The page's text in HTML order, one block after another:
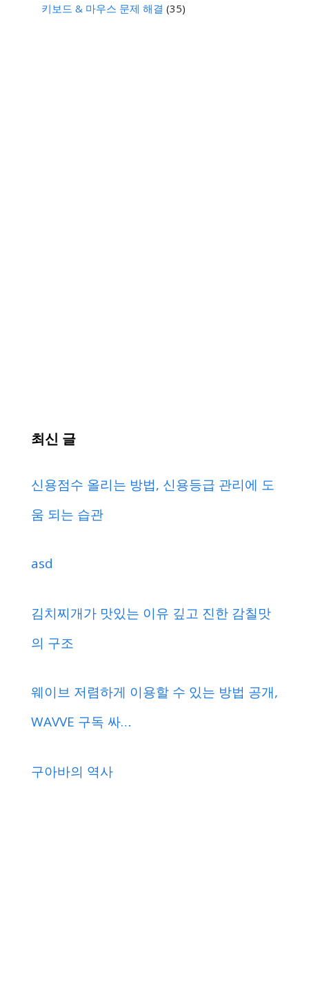
키보드 & 마우스 문제 해결 (35)
최신 글
신용점수 올리는 방법, 신용등급 관리에 도
움 되는 습관
asd
김치찌개가 맛있는 이유 깊고 진한 감칠맛
의 구조
웨이브 저렴하게 이용할 수 있는 방법 공개,
WAVVE 구독 싸…
구아바의 역사